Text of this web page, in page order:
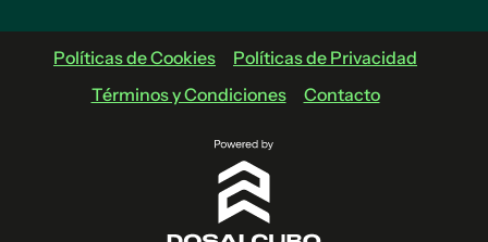
Políticas de Cookies
Políticas de Privacidad
Términos y Condiciones
Contacto